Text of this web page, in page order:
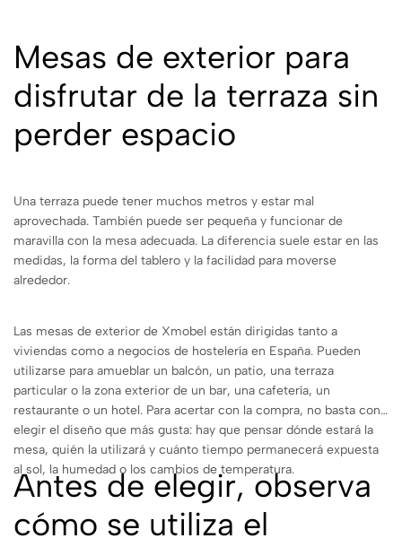
Mesas de exterior para
disfrutar de la terraza sin
perder espacio
Una terraza puede tener muchos metros y estar mal
aprovechada. También puede ser pequeña y funcionar de
maravilla con la mesa adecuada. La diferencia suele estar en las
medidas, la forma del tablero y la facilidad para moverse
alrededor.
Las mesas de exterior de Xmobel están dirigidas tanto a
viviendas como a negocios de hostelería en España. Pueden
utilizarse para amueblar un balcón, un patio, una terraza
particular o la zona exterior de un bar, una cafetería, un
restaurante o un hotel. Para acertar con la compra, no basta con
elegir el diseño que más gusta: hay que pensar dónde estará la
mesa, quién la utilizará y cuánto tiempo permanecerá expuesta
al sol, la humedad o los cambios de temperatura.
Antes de elegir, observa
cómo se utiliza el